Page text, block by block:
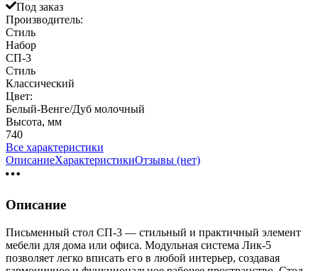
Под заказ
Производитель:
Стиль
Набор
СП-3
Стиль
Классический
Цвет:
Белый-Венге/Дуб молочный
Высота, мм
740
Все характеристики
ОписаниеХарактеристикиОтзывы (нет)
Описание
Письменный стол СП-3 — стильный и практичный элемент
мебели для дома или офиса. Модульная система Лик-5
позволяет легко вписать его в любой интерьер, создавая